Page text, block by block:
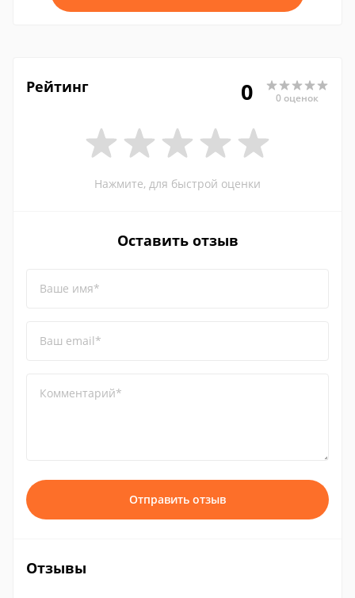
Рейтинг 0 0 оценок
Нажмите, для быстрой оценки
Оставить отзыв
Ваше имя*
Ваш email*
Комментарий*
Отправить отзыв
Отзывы